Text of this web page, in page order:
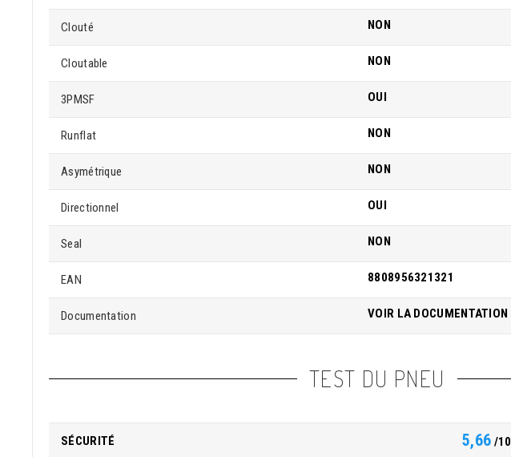
Clouté NON
Cloutable NON
3PMSF OUI
Runflat NON
Asymétrique NON
Directionnel OUI
Seal NON
EAN 8808956321321
Documentation VOIR LA DOCUMENTATION
TEST DU PNEU
SÉCURITÉ 5,66 /10